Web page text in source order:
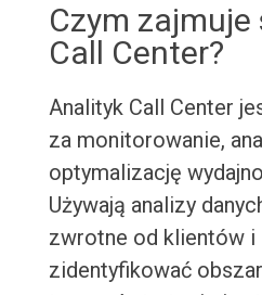
Czym
Call Center?
Analityk Call Center
za monitorowanie,
optymalizację
Używają analizy
zwrotne od klientów i
zidentyfikować